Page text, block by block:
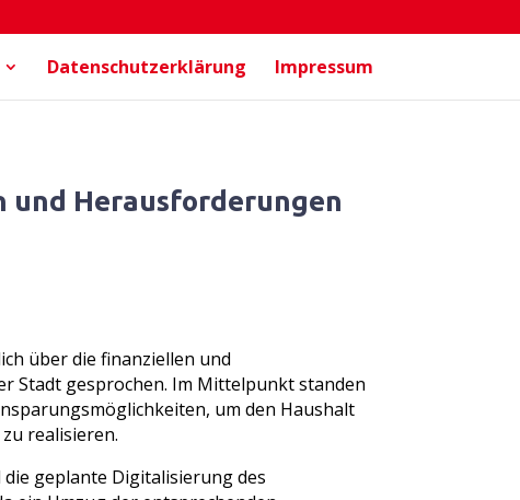
Datenschutzerklärung Impressum
und Herausforderungen
über die finanziellen und
Stadt gesprochen. Im Mittelpunkt standen
um den Haushalt
realisieren.
geplante Digitalisierung des